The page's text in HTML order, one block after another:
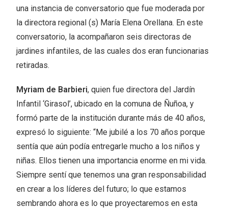
una instancia de conversatorio que fue moderada por
la directora regional (s) María Elena Orellana. En este
conversatorio, la acompañaron seis directoras de
jardines infantiles, de las cuales dos eran funcionarias
retiradas.
Myriam de Barbieri, quien fue directora del Jardín
Infantil ‘Girasol’, ubicado en la comuna de Ñuñoa, y
formó parte de la institución durante más de 40 años,
expresó lo siguiente: “Me jubilé a los 70 años porque
sentía que aún podía entregarle mucho a los niños y
niñas. Ellos tienen una importancia enorme en mi vida.
Siempre sentí que tenemos una gran responsabilidad
en crear a los líderes del futuro; lo que estamos
sembrando ahora es lo que proyectaremos en esta